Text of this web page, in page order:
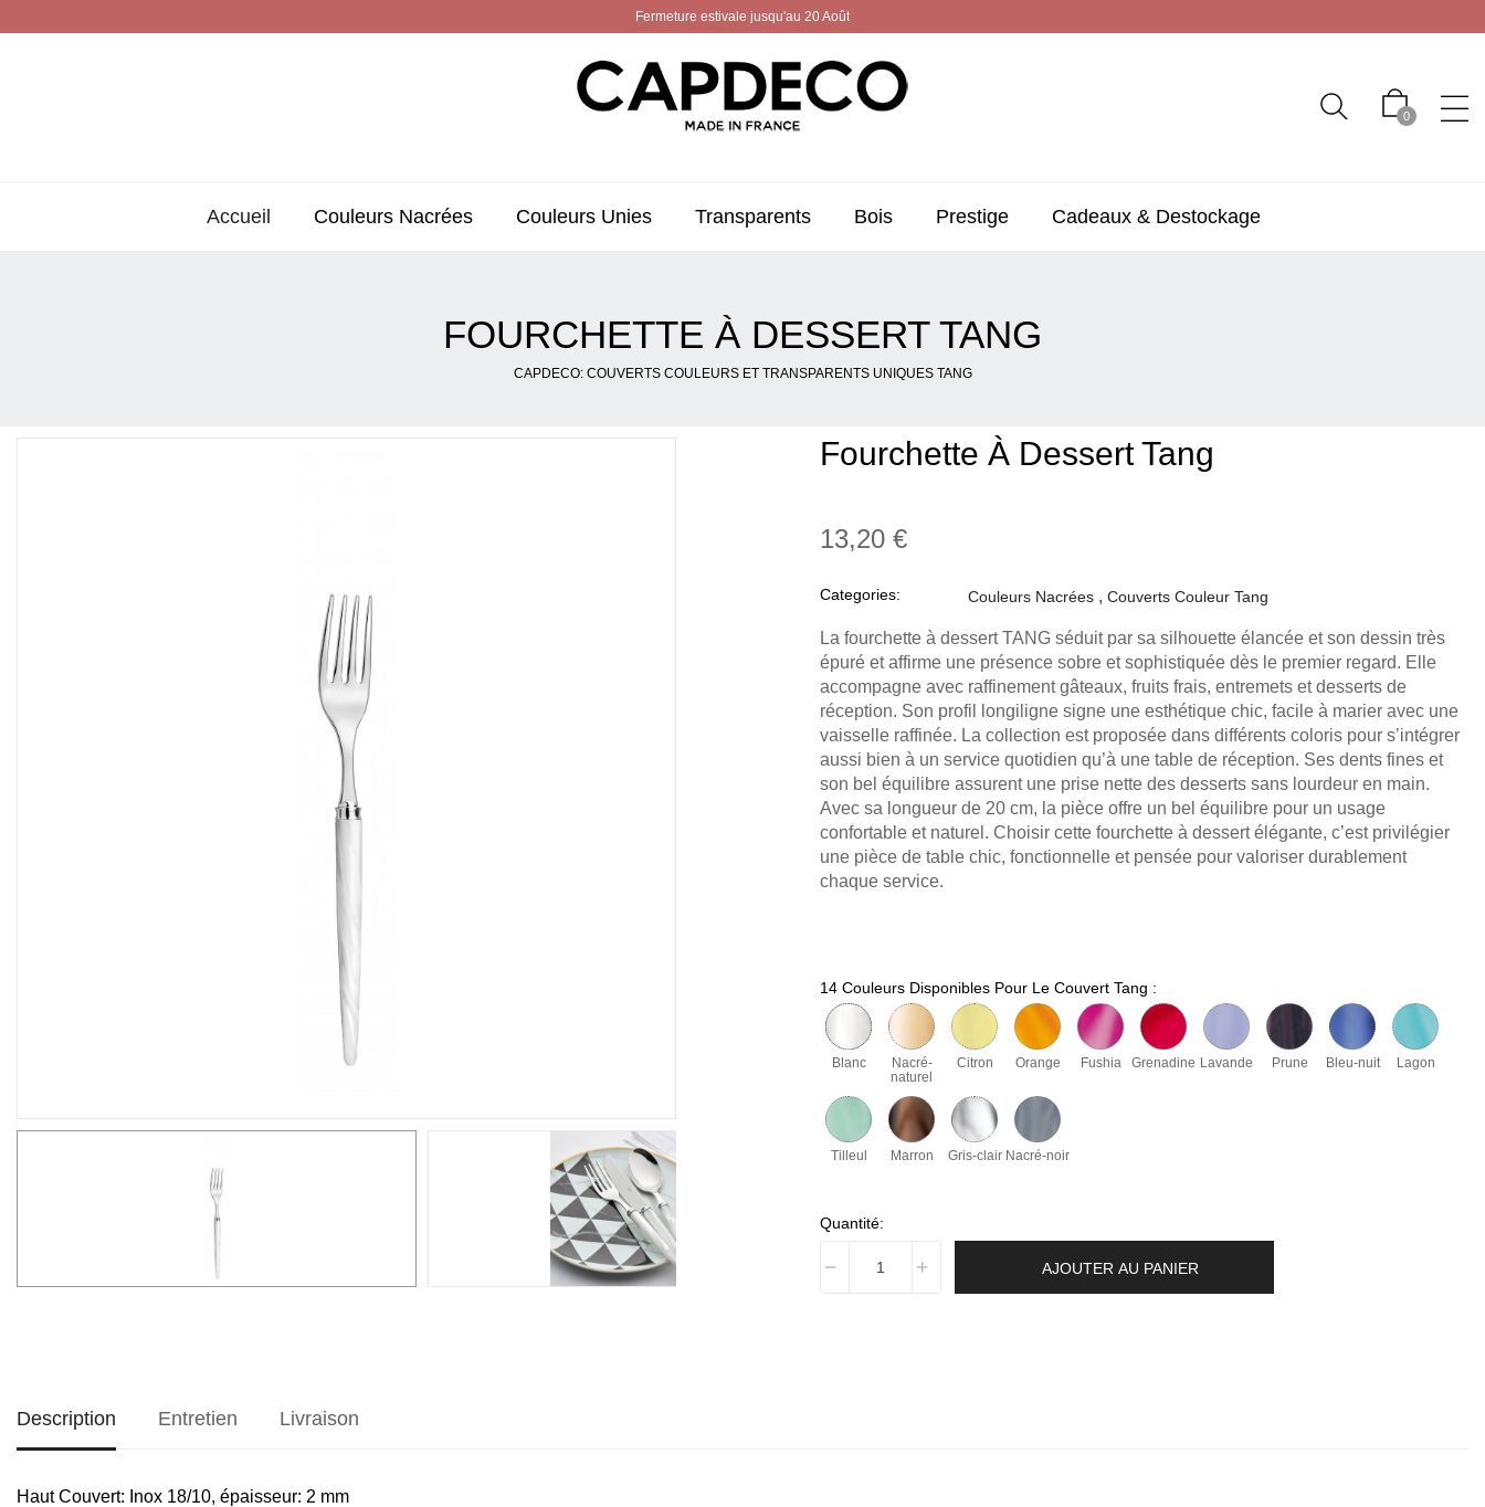
Fermeture estivale jusqu'au 20 Août
0
Accueil Couleurs Nacrées Couleurs Unies Transparents Bois Prestige Cadeaux & Destockage
FOURCHETTE À DESSERT TANG
CAPDECO: COUVERTS COULEURS ET TRANSPARENTS UNIQUES TANG
Fourchette À Dessert Tang
13,20 €
Categories: Couleurs Nacrées Couverts Couleur Tang
La fourchette à dessert TANG séduit par sa silhouette élancée et son dessin très
épuré et affirme une présence sobre et sophistiquée dès le premier regard. Elle
accompagne avec raffinement gâteaux, fruits frais, entremets et desserts de
réception. Son profil longiligne signe une esthétique chic, facile à marier avec une
vaisselle raffinée. La collection est proposée dans différents coloris pour s’intégrer
aussi bien à un service quotidien qu’à une table de réception. Ses dents fines et
son bel équilibre assurent une prise nette des desserts sans lourdeur en main.
Avec sa longueur de 20 cm, la pièce offre un bel équilibre pour un usage
confortable et naturel. Choisir cette fourchette à dessert élégante, c’est privilégier
une pièce de table chic, fonctionnelle et pensée pour valoriser durablement
chaque service.
14 Couleurs Disponibles Pour Le Couvert Tang :
Blanc
Nacré-
naturel
Citron Orange Fushia Grenadine Lavande Prune Bleu-nuit Lagon
Tilleul Marron Gris-clair Nacré-noir
Quantité:
AJOUTER AU PANIER
Description Entretien Livraison
Haut Couvert: Inox 18/10, épaisseur: 2 mm